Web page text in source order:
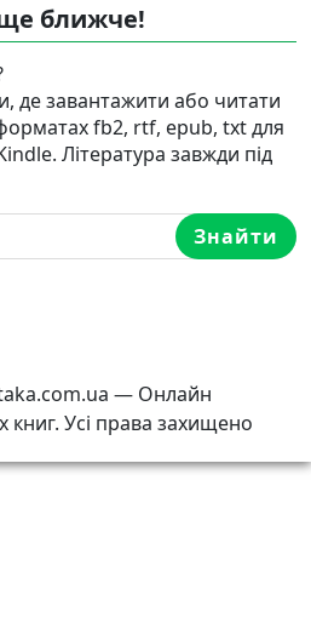
ближче!
де завантажити або читати
fb2, rtf, epub, txt для
Література завжди під
Знайти
— Онлайн
книг. Усі права захищено